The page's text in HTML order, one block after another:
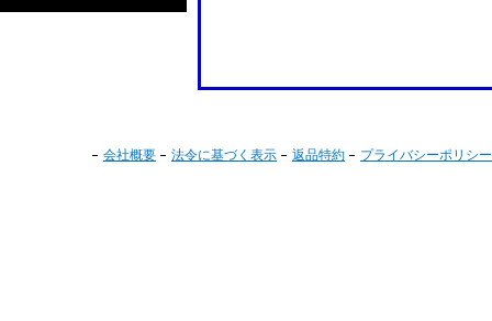
会社概要 法令に基づく表示 返品特約 プライバシーポリシー